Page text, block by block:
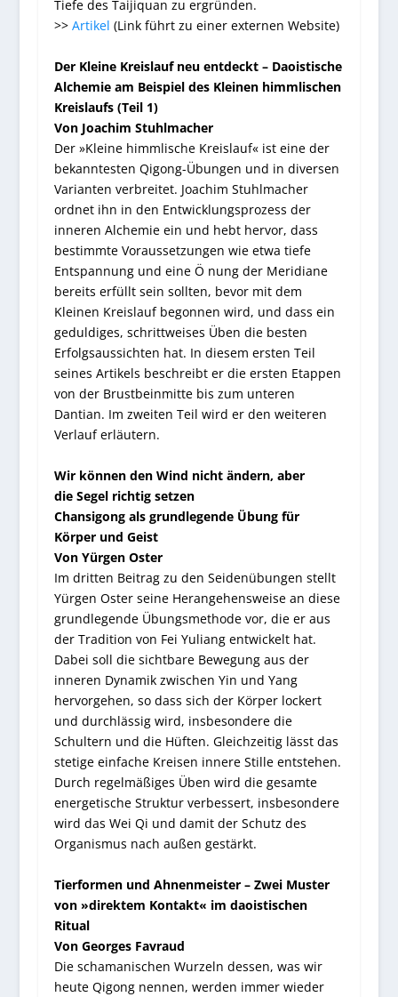
Tiefe des Taijiquan zu ergründen.
>> Artikel (Link führt zu einer externen Website)
Der Kleine Kreislauf neu entdeckt – Daoistische
Alchemie am Beispiel des Kleinen himmlischen
Kreislaufs (Teil 1)
Von Joachim Stuhlmacher
Der »Kleine himmlische Kreislauf« ist eine der
bekanntesten Qigong-Übungen und in diversen
Varianten verbreitet. Joachim Stuhlmacher
ordnet ihn in den Entwicklungsprozess der
inneren Alchemie ein und hebt hervor, dass
bestimmte Voraussetzungen wie etwa tiefe
Entspannung und eine Ö nung der Meridiane
bereits erfüllt sein sollten, bevor mit dem
Kleinen Kreislauf begonnen wird, und dass ein
geduldiges, schrittweises Üben die besten
Erfolgsaussichten hat. In diesem ersten Teil
seines Artikels beschreibt er die ersten Etappen
von der Brustbeinmitte bis zum unteren
Dantian. Im zweiten Teil wird er den weiteren
Verlauf erläutern.
Wir können den Wind nicht ändern, aber
die Segel richtig setzen
Chansigong als grundlegende Übung für
Körper und Geist
Von Yürgen Oster
Im dritten Beitrag zu den Seidenübungen stellt
Yürgen Oster seine Herangehensweise an diese
grundlegende Übungsmethode vor, die er aus
der Tradition von Fei Yuliang entwickelt hat.
Dabei soll die sichtbare Bewegung aus der
inneren Dynamik zwischen Yin und Yang
hervorgehen, so dass sich der Körper lockert
und durchlässig wird, insbesondere die
Schultern und die Hüften. Gleichzeitig lässt das
stetige einfache Kreisen innere Stille entstehen.
Durch regelmäßiges Üben wird die gesamte
energetische Struktur verbessert, insbesondere
wird das Wei Qi und damit der Schutz des
Organismus nach außen gestärkt.
Tierformen und Ahnenmeister – Zwei Muster
von »direktem Kontakt« im daoistischen
Ritual
Von Georges Favraud
Die schamanischen Wurzeln dessen, was wir
heute Qigong nennen, werden immer wieder